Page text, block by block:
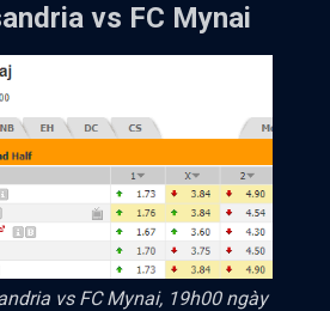
vs FC Mynai
vs FC Mynai, 19h00 ngày